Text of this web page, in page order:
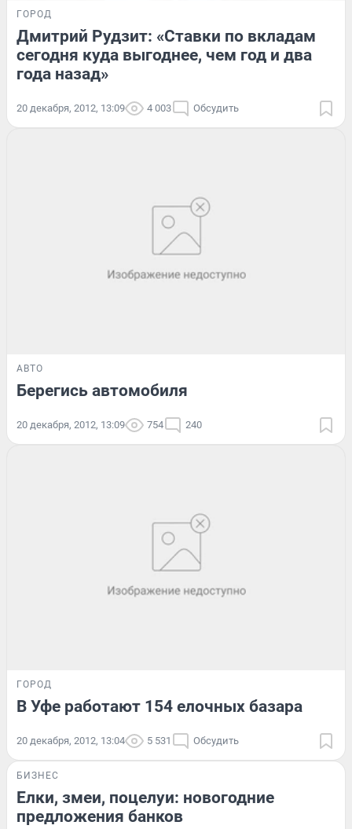
ГОРОД
Дмитрий Рудзит: «Ставки по вкладам
сегодня куда выгоднее, чем год и два
года назад»
20 декабря, 2012, 13:09 4 003 Обсудить
АВТО
Берегись автомобиля
20 декабря, 2012, 13:09 754 240
ГОРОД
В Уфе работают 154 елочных базара
20 декабря, 2012, 13:04 5 531 Обсудить
БИЗНЕС
Елки, змеи, поцелуи: новогодние
предложения банков